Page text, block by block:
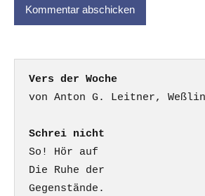
Vers der Woche
Schrei nicht
So! Hör auf
Die Ruhe der
Gegenstände.